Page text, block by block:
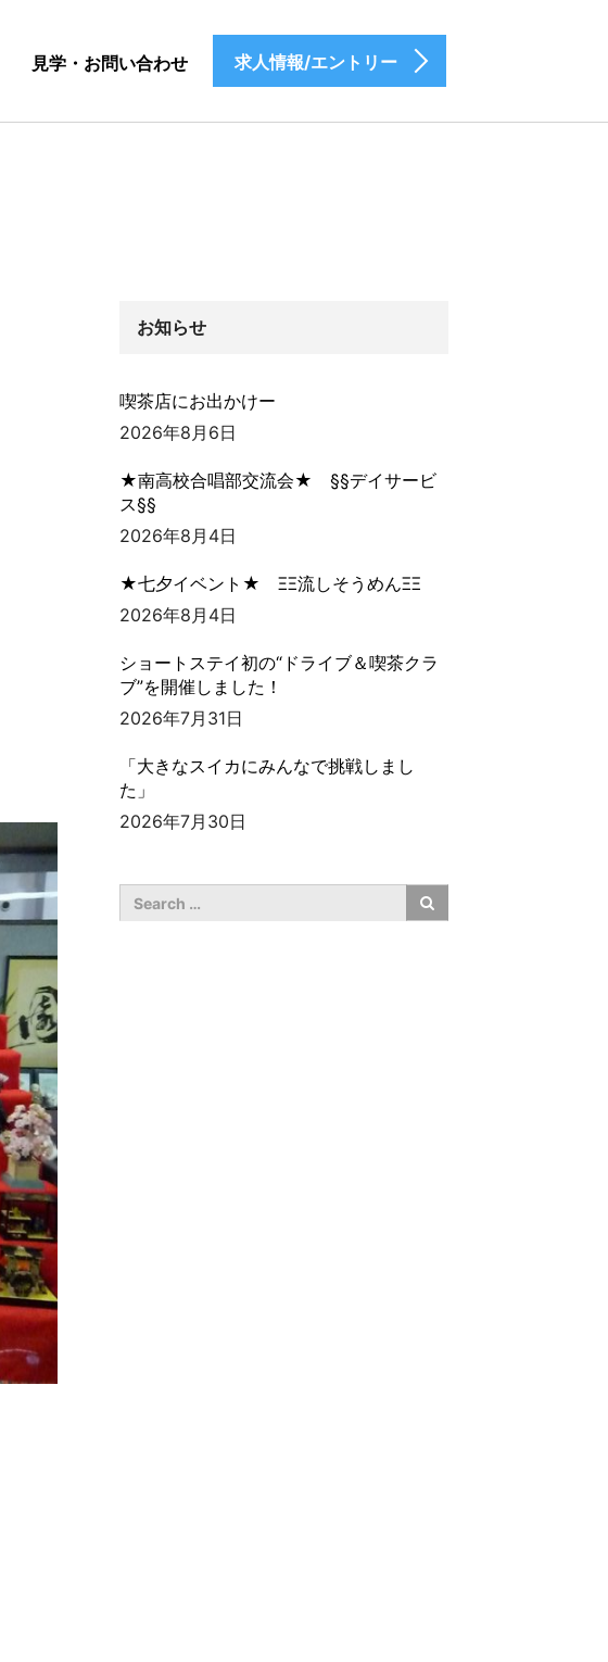
見学・お問い合わせ 求人情報/エントリー
お知らせ
喫茶店にお出かけー
2026年8月6日
★南高校合唱部交流会★ §§デイサービ
ス§§
2026年8月4日
★七夕イベント★ ΞΞ流しそうめんΞΞ
2026年8月4日
ショートステイ初の“ドライブ＆喫茶クラ
ブ”を開催しました！
2026年7月31日
「大きなスイカにみんなで挑戦しまし
た」
2026年7月30日